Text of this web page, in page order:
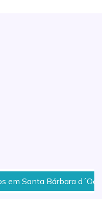
Santa Bárbara d´Oeste